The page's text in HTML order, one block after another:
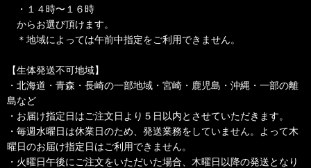
・１４時〜１６時
からお選び頂けます。
＊地域によっては午前中指定をご利用できません。
【生体発送不可地域】
・北海道・青森・長崎の一部地域・宮崎・鹿児島・沖縄・一部の離
島など
・お届け指定日はご注文日より５日以内とさせていただきます。
・毎週水曜日は休業日のため、発送業務をしていません。よって木
曜日のお届け指定日はご利用できません。
・火曜日午後にご注文をいただいた場合、木曜日以降の発送となり